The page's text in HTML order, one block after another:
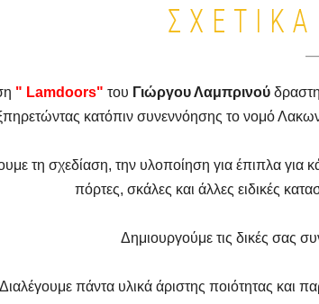
" Lamdoors" του Γιώργου Λαμπρινού
κατόπιν συνεννόησης το νομό
τη σχεδίαση, την υλοποίηση για έπιπλα για
πόρτες, σκάλες και άλλες ειδικές
Δημιουργούμε τις δικές σας
πάντα υλικά άριστης ποιότητας και